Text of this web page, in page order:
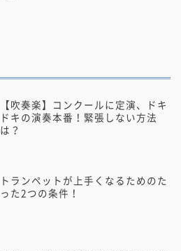
【吹奏楽】コンクールに定演、ドキ
ドキの演奏本番！緊張しない方法
は？
トランペットが上手くなるためのた
った2つの条件！